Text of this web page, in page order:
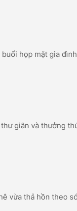
họp mặt gia
giãn và thưởng
vừa thả hồn theo